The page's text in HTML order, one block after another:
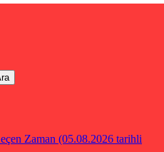
Zaman (05.08.2026 tarihli